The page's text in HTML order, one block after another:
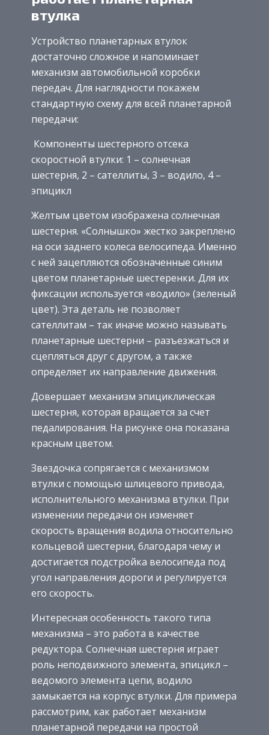
втулка
Устройство планетарных втулок
достаточно сложное и напоминает
механизм автомобильной коробки
передач. Для наглядности покажем
стандартную схему для всей планетарной
передачи:
Компоненты шестерного отсека
скоростной втулки: 1 – солнечная
шестерня, 2 – сателлиты, 3 – водило, 4 –
эпицикл
Желтым цветом изображена солнечная
шестерня. «Солнышко» жестко закреплено
на оси заднего колеса велосипеда. Именно
с ней зацепляются обозначенные синим
цветом планетарные шестеренки. Для их
фиксации используется «водило» (зеленый
цвет). Эта деталь не позволяет
сателлитам – так иначе можно называть
планетарные шестерни – разъезжаться и
сцепляться друг с другом, а также
определяет их направление движения.
Довершает механизм эпициклическая
шестерня, которая вращается за счет
педалирования. На рисунке она показана
красным цветом.
Звездочка сопрягается с механизмом
втулки с помощью шлицевого привода,
исполнительного механизма втулки. При
изменении передачи он изменяет
скорость вращения водила относительно
кольцевой шестерни, благодаря чему и
достигается подстройка велосипеда под
угол направления дороги и регулируется
его скорость.
Интересная особенность такого типа
механизма – это работа в качестве
редуктора. Солнечная шестерня играет
роль неподвижного элемента, эпицикл –
ведомого элемента цепи, водило
замыкается на корпус втулки. Для примера
рассмотрим, как работает механизм
планетарной передачи на простой